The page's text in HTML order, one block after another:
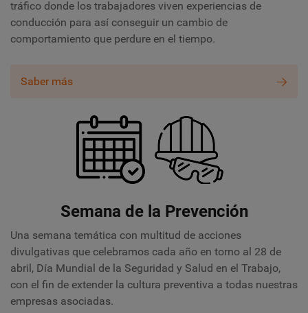
tráfico donde los trabajadores viven experiencias de
conducción para así conseguir un cambio de
comportamiento que perdure en el tiempo.
Saber más
Semana de la Prevención
Una semana temática con multitud de acciones
divulgativas que celebramos cada año en torno al 28 de
abril, Día Mundial de la Seguridad y Salud en el Trabajo,
con el fin de extender la cultura preventiva a todas nuestras
empresas asociadas.